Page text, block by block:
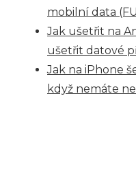
mobilní data
Jak ušetřit na
ušetřit datové
Jak na iPhone
když nemáte